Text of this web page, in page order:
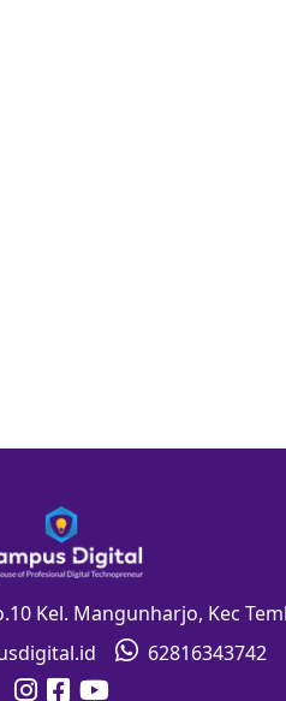
Kel. Mangunharjo, Kec
62816343742